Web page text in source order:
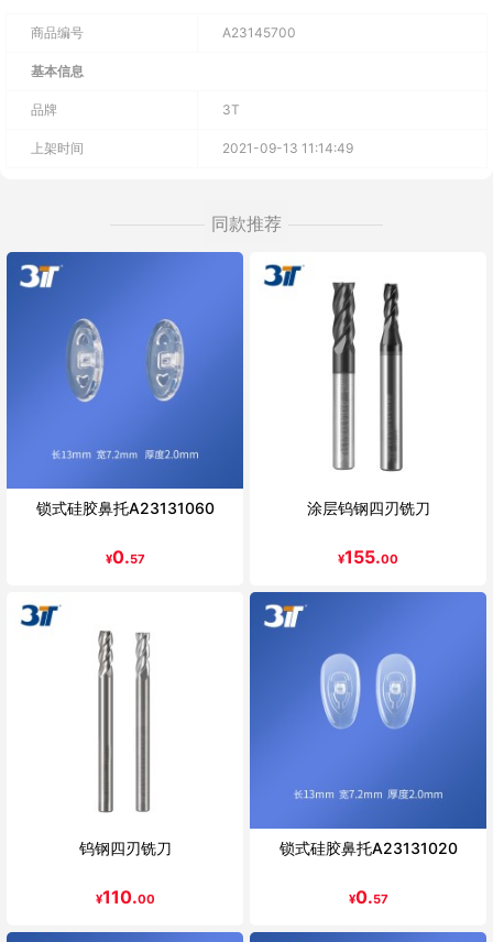
商品编号 A23145700
基本信息
品牌 3T
上架时间 2021-09-13 11:14:49
同款推荐
锁式硅胶鼻托A23131060
¥0.57
涂层钨钢四刃铣刀
¥155.00
钨钢四刃铣刀
¥110.00
锁式硅胶鼻托A23131020
¥0.57